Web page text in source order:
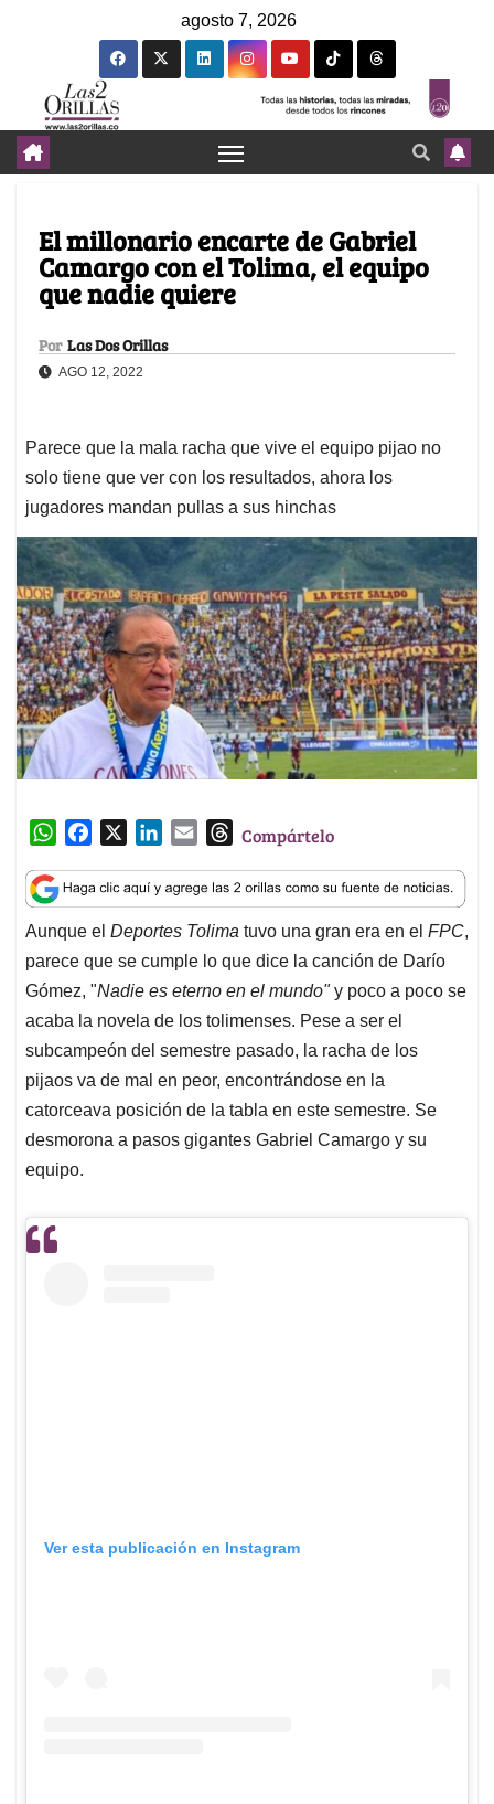
agosto 7, 2026
El millonario encarte de Gabriel
Camargo con el Tolima, el equipo
que nadie quiere
Por Las Dos Orillas
AGO 12, 2022
Parece que la mala racha que vive el equipo pijao no
solo tiene que ver con los resultados, ahora los
jugadores mandan pullas a sus hinchas
W
a
t
s
A
p
p
c
e
b
o
o
k
n
k
e
d
I
n
a
i
l
T
r
e
a
d
s
Compártelo
Aunque el Deportes Tolima tuvo una gran era en el FPC,
parece que se cumple lo que dice la canción de Darío
Gómez, "Nadie es eterno en el mundo"y poco a poco se
acaba la novela de los tolimenses. Pese a ser el
subcampeón del semestre pasado, la racha de los
pijaos va de mal en peor, encontrándose en la
catorceava posición de la tabla en este semestre. Se
desmorona a pasos gigantes Gabriel Camargo y su
equipo.
Ver esta publicación en Instagram